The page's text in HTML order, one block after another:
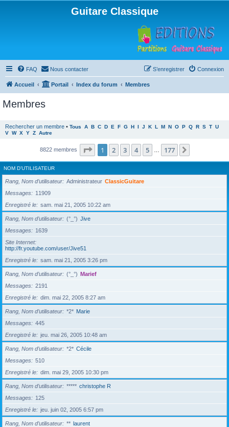
Guitare Classique
FAQ Nous contacter Connexion
S’enregistrer
Accueil Portail Index du forum Membres
Membres
Rechercher un membre • Tous A B C D E F G H I J K L M N O P Q R S T U
V W X Y Z Autre
8822 membres Page 1sur177
1 2 3 4 5 177
NOM D’UTILISATEUR
Rang, Nom d’utilisateur Administrateur ClassicGuitare
Messages
11909
Enregistré le
sam. mai 21, 2005 10:22 am
Rang, Nom d’utilisateur (°_°) Jive
Messages
1639
Site Internet
http://fr.youtube.com/user/Jive51
Enregistré le
sam. mai 21, 2005 3:26 pm
Rang, Nom d’utilisateur (°_°) Marief
Messages
2191
Enregistré le
dim. mai 22, 2005 8:27 am
Rang, Nom d’utilisateur *2* Marie
Messages
445
Enregistré le
jeu. mai 26, 2005 10:48 am
Rang, Nom d’utilisateur *2* Cécile
Messages
510
Enregistré le
dim. mai 29, 2005 10:30 pm
Rang, Nom d’utilisateur ***** christophe R
Messages
125
Enregistré le
jeu. juin 02, 2005 6:57 pm
Rang, Nom d’utilisateur ** laurent